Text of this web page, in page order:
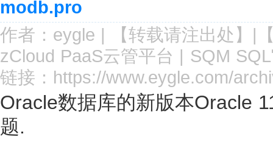
作者： eygle | 【转载请注出处 】|
zCloud PaaS云管平台 | SQM
链接： https://www.eygle.com/
Oracle数据库的新版本Oracle
题.